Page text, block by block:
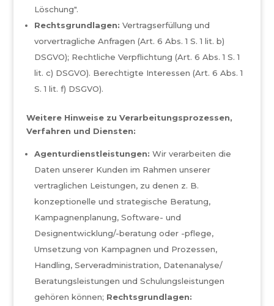
Löschung".
Rechtsgrundlagen: Vertragserfüllung und
vorvertragliche Anfragen (Art. 6 Abs. 1 S. 1 lit. b)
DSGVO); Rechtliche Verpflichtung (Art. 6 Abs. 1 S. 1
lit. c) DSGVO). Berechtigte Interessen (Art. 6 Abs. 1
S. 1 lit. f) DSGVO).
Weitere Hinweise zu Verarbeitungsprozessen,
Verfahren und Diensten:
Agenturdienstleistungen: Wir verarbeiten die
Daten unserer Kunden im Rahmen unserer
vertraglichen Leistungen, zu denen z. B.
konzeptionelle und strategische Beratung,
Kampagnenplanung, Software- und
Designentwicklung/-beratung oder -pflege,
Umsetzung von Kampagnen und Prozessen,
Handling, Serveradministration, Datenanalyse/
Beratungsleistungen und Schulungsleistungen
gehören können; Rechtsgrundlagen: